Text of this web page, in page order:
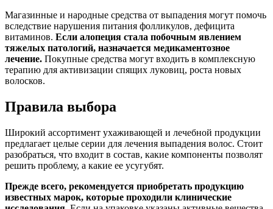
Магазинные и народные средства от выпадения могут помочь
вследствие нарушения питания фолликулов, дефицита
витаминов. Если алопеция стала побочным явлением
тяжелых патологий, назначается медикаментозное
лечение. Покупные средства могут входить в комплексную
терапию для активизации спящих луковиц, роста новых
волосков.
Правила выбора
Широкий ассортимент ухаживающей и лечебной продукции
предлагает целые серии для лечения выпадения волос. Стоит
разобраться, что входит в состав, какие компоненты позволят
решить проблему, а какие ее усугубят.
Прежде всего, рекомендуется приобретать продукцию
известных марок, которые проходили клинические